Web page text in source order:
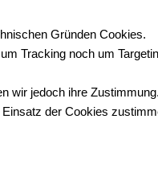
Gründen Cookies.
Tracking noch um
wir jedoch ihre
der Cookies